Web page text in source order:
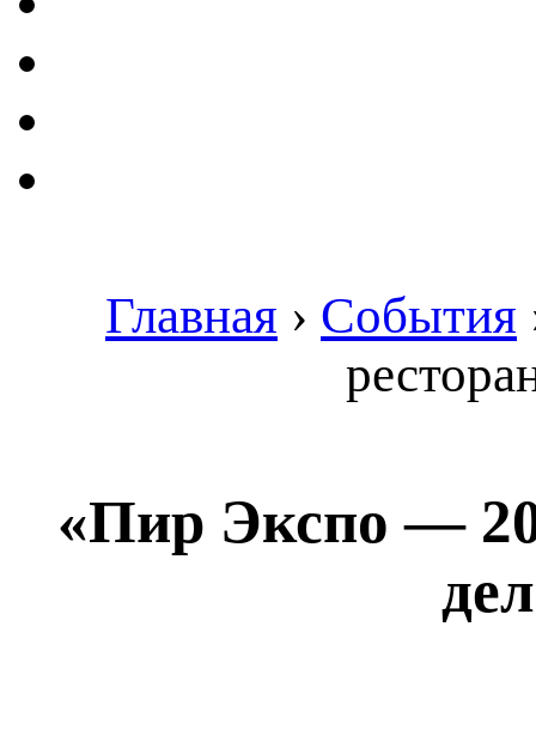
Главная › События
«Пир Экспо —